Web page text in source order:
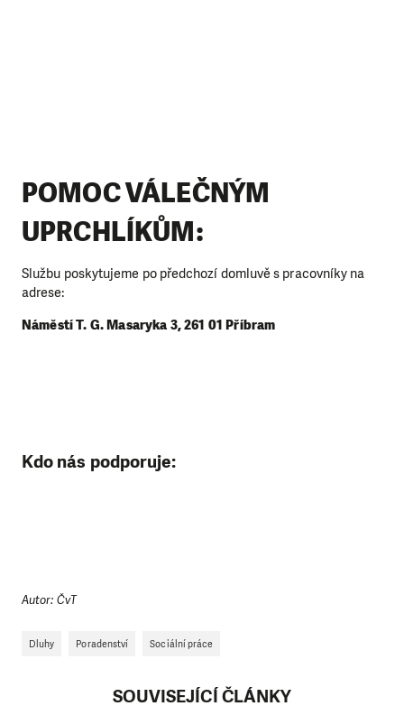
POMOC VÁLEČNÝM
UPRCHLÍKŮM:
Službu poskytujeme po předchozí domluvě s pracovníky na
adrese:
Náměstí T. G. Masaryka 3, 261 01 Příbram
Kdo nás podporuje:
Autor: ČvT
Dluhy Poradenství Sociální práce
SOUVISEJÍCÍ ČLÁNKY